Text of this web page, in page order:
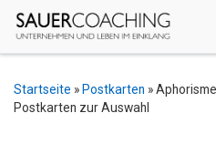
Zum Inhalt springen
Startseite » Postkarten »
Postkarten zur Auswahl